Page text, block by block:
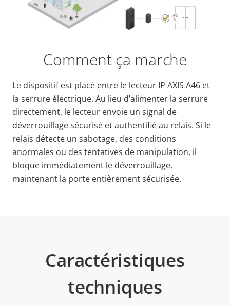
Comment ça marche
Le dispositif est placé entre le lecteur IP AXIS A46 et
la serrure électrique. Au lieu d’alimenter la serrure
directement, le lecteur envoie un signal de
déverrouillage sécurisé et authentifié au relais. Si le
relais détecte un sabotage, des conditions
anormales ou des tentatives de manipulation, il
bloque immédiatement le déverrouillage,
maintenant la porte entièrement sécurisée.
Caractéristiques
techniques